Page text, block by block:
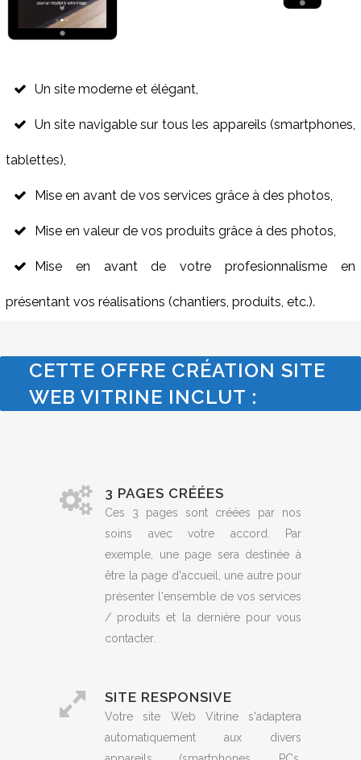
Un site moderne et élégant,
Un site navigable sur tous les appareils (smartphones,
tablettes),
Mise en avant de vos services grâce à des photos,
Mise en valeur de vos produits grâce à des photos,
Mise en avant de votre profesionnalisme en
présentant vos réalisations (chantiers, produits, etc.).
CETTE OFFRE CRÉATION SITE
WEB VITRINE INCLUT :
3 PAGES CRÉÉES
Ces 3 pages sont créées par nos
soins avec votre accord. Par
exemple, une page sera destinée à
être la page d'accueil, une autre pour
présenter l'ensemble de vos services
/ produits et la dernière pour vous
contacter.
SITE RESPONSIVE
Votre site Web Vitrine s'adaptera
automatiquement aux divers